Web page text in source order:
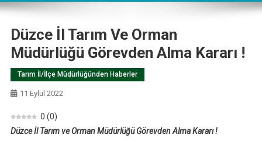
Düzce İl Tarım Ve Orman
Müdürlüğü Görevden Alma Kararı !
Tarım İl/İlçe Müdürlüğünden Haberler
11 Eylül 2022
0 (0)
Düzce İl Tarım ve Orman Müdürlüğü Görevden Alma Kararı !